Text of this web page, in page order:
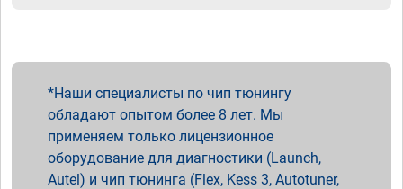
Наши специалисты по чип тюнингу
обладают опытом более 8 лет. Мы
применяем только лицензионное
оборудование для диагностики (Launch,
Autel) и чип тюнинга (Flex, Kess 3, Autotuner,